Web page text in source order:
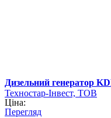
Дизельний генератор
Техностар-Інвест, ТОВ
Ціна:
Перегляд